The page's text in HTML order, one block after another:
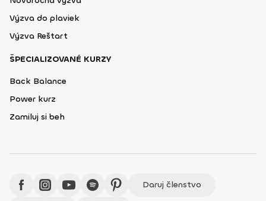
Výzva do plaviek
Výzva Reštart
ŠPECIALIZOVANÉ KURZY
Back Balance
Power kurz
Zamiluj si beh
Daruj členstvo